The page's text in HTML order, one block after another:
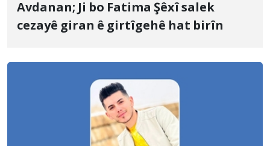
Avdanan; Ji bo Fatima Şêxî salek
cezayê giran ê girtîgehê hat birîn